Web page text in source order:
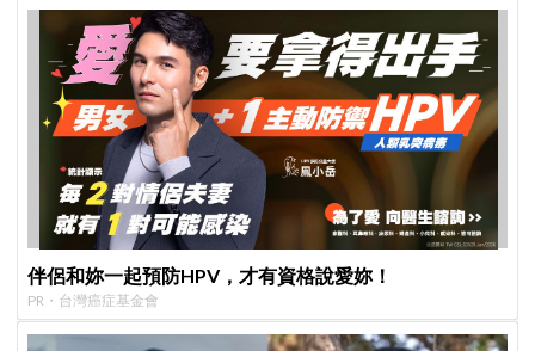
伴侶和妳一起預防HPV，才有資格說愛妳！
PR・台灣癌症基金會